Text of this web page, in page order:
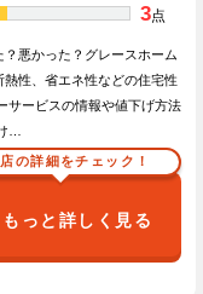
3点
悪かった？グレースホーム
性、省エネ性などの住宅性
サービスの情報や値下げ方法
…
の詳細をチェック！
もっと詳しく見る